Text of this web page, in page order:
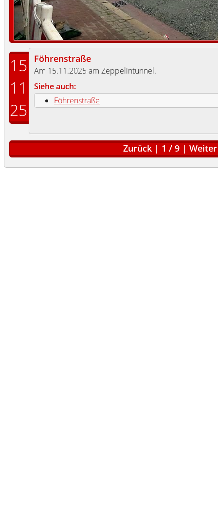
15
11
25
Föhrenstraße
Am 15.11.2025 am Zeppelintunnel.
Siehe auch:
Föhrenstraße
Zurück | 1 / 9 | Weiter